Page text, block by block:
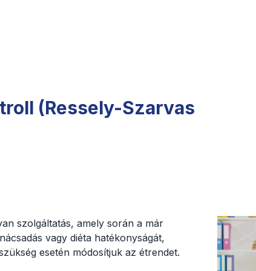
(Ressely-Szarvas
szolgáltatás, amely során a már
vagy diéta hatékonyságát,
esetén módosítjuk az étrendet.